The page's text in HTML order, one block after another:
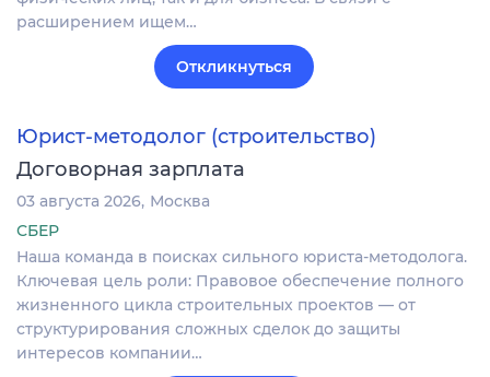
расширением ищем…
Откликнуться
Юрист-методолог (строительство)
Договорная зарплата
03 августа 2026 Москва
СБЕР
Наша команда в поисках сильного юриста-методолога.
Ключевая цель роли: Правовое обеспечение полного
жизненного цикла строительных проектов — от
структурирования сложных сделок до защиты
интересов компании…